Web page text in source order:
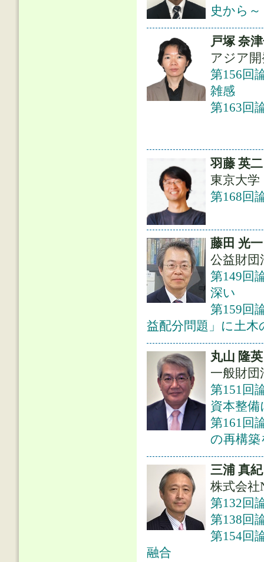
史から～
戸塚 奈
アジア
第156回
雑感
第163回
羽藤 英二
東京大学
第168回
藤田 光一
公益財団
第149回
深い
第159回
益配分問題」に土木
丸山 隆英
一般財
第151回
資本整備
第161回
の再構
三浦 真紀
株式会社
第132回
第138回
第154回
融合